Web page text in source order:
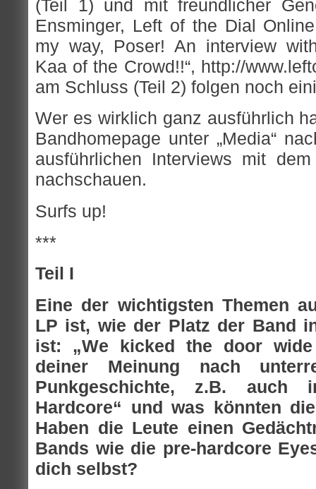
(Teil 1) und mit freundlicher
Ensminger, Left of the Dial
my way, Poser! An interview
Kaa of the Crowd!!“, http://
am Schluss (Teil 2) folgen noch
Wer es wirklich ganz ausführlich
Bandhomepage unter „Media“
ausführlichen Interviews mit
nachschauen.
Surfs up!
***
Teil I
Eine der wichtigsten Themen
LP ist, wie der Platz der Band
ist: „We kicked the door
deiner Meinung nach
Punkgeschichte, z.B. auch
Hardcore“ und was könnten
Haben die Leute einen
Bands wie die pre-hardcore
dich selbst?